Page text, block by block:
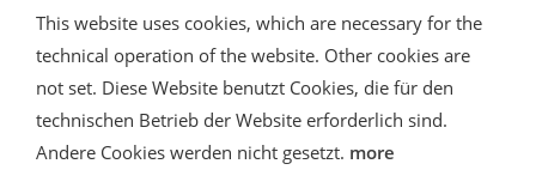
Shipping and Payment
AGB / Terms
Widerrufsrecht
Datenschutz
Verbraucherhinweise
Contact us
This website uses cookies, which are necessary for the
technical operation of the website. Other cookies are
not set. Diese Website benutzt Cookies, die für den
technischen Betrieb der Website erforderlich sind.
Andere Cookies werden nicht gesetzt. more